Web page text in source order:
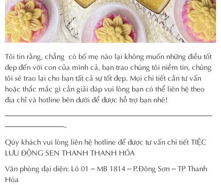
Tôi tin rằng, chẳng có bố mẹ nào lại không muốn những điều tốt
đẹp đến với con của mình cả, bạn trao chúng tôi niềm tin, chúng
tôi sẽ trao lại cho bạn tất cả sự tốt đẹp. Mọi chi tiết cần tư vấn
hoặc thắc mắc gì cần giải đáp vui lòng bạn có thể liên hệ theo
địa chỉ và hotline bên dưới để được hỗ trợ bạn nhé!
————————————————————————————
————————-
Qúy khách vui lòng liên hệ hotline để được tư vấn chi tiết TIỆC
LƯU ĐỘNG SEN THANH THANH HÓA
Văn phòng đại diện: Lô 01 – MB 1814 – P.Đông Sơn – TP Thanh
Hóa